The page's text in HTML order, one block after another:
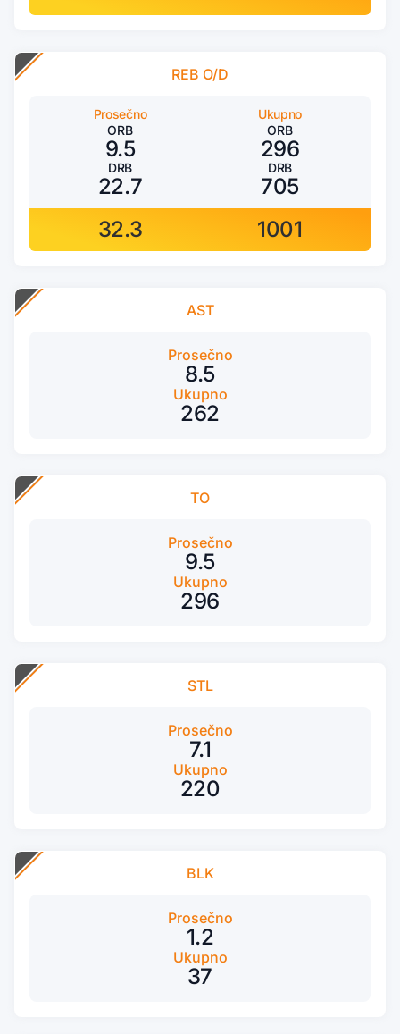
REB O/D
Prosečno
ORB
9.5
DRB
22.7
Ukupno
ORB
296
DRB
705
32.3
1001
AST
Prosečno
8.5
Ukupno
262
TO
Prosečno
9.5
Ukupno
296
STL
Prosečno
7.1
Ukupno
220
BLK
Prosečno
1.2
Ukupno
37